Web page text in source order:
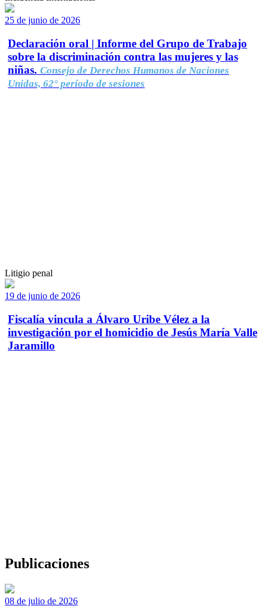
25 de junio de 2026
Declaración oral | Informe del Grupo de Trabajo
sobre la discriminación contra las mujeres y las
niñas. Consejo de Derechos Humanos de Naciones
Unidas, 62° período de sesiones
Litigio penal
19 de junio de 2026
Fiscalía vincula a Álvaro Uribe Vélez a la
investigación por el homicidio de Jesús María Valle
Jaramillo
Publicaciones
08 de julio de 2026